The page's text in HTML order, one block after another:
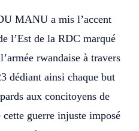
MANU a mis l’accent
l’Est de la RDC marqué
rwandaise à travers
dédiant ainsi chaque but
aux concitoyens de
guerre injuste imposé